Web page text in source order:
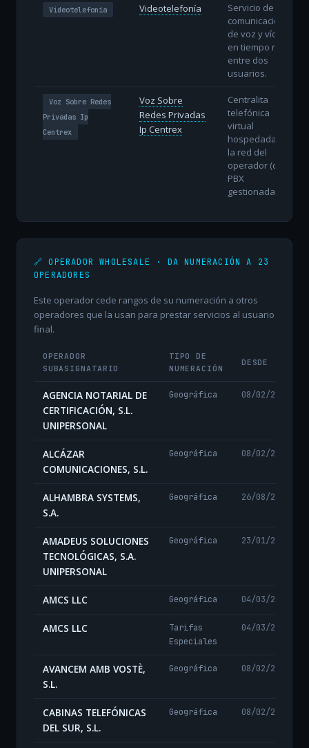
Videotelefonía Videotelefonía
Servicio de
comunicación
de voz y vídeo
en tiempo real
entre dos
usuarios.
Voz Sobre Redes
Privadas Ip
Centrex
Voz Sobre
Redes Privadas
Ip Centrex
Centralita
telefónica
virtual
hospedada en
la red del
operador (cloud
PBX
gestionada).
🔗 OPERADOR WHOLESALE · DA NUMERACIÓN A 23
OPERADORES
Este operador cede rangos de su numeración a otros
operadores que la usan para prestar servicios al usuario
final.
OPERADOR
SUBASIGNATARIO
TIPO DE
NUMERACIÓN
DESDE
AGENCIA NOTARIAL DE
CERTIFICACIÓN, S.L.
UNIPERSONAL
Geográfica 08/02/2024
ALCÁZAR
COMUNICACIONES, S.L.
Geográfica 08/02/2024
ALHAMBRA SYSTEMS,
S.A.
Geográfica 26/08/2024
AMADEUS SOLUCIONES
TECNOLÓGICAS, S.A.
UNIPERSONAL
Geográfica 23/01/2025
AMCS LLC Geográfica 04/03/2026
AMCS LLC
Tarifas
Especiales
04/03/2026
AVANCEM AMB VOSTÈ,
S.L.
Geográfica 08/02/2024
CABINAS TELEFÓNICAS
DEL SUR, S.L.
Geográfica 08/02/2024